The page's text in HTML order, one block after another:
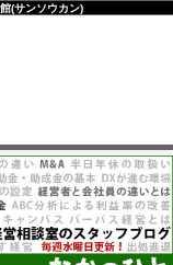
(サンソウカン)